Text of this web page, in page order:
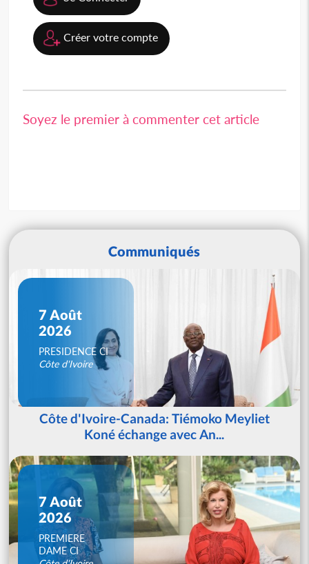
Créer votre compte
Soyez le premier à commenter cet article
Communiqués
7 Août
2026
PRESIDENCE CI
Côte d'Ivoire
Côte d'Ivoire-Canada: Tiémoko Meyliet
Koné échange avec An...
7 Août
2026
PREMIERE
DAME CI